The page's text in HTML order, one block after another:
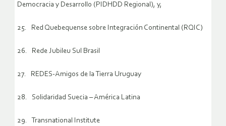
Democracia y Desarrollo (PIDHDD Regional), y,
25. Red Quebequense sobre Integración Continental (RQIC)
26. Rede Jubileu Sul Brasil
27. REDES-Amigos de la Tierra Uruguay
28. Solidaridad Suecia – América Latina
29. Transnational Institute